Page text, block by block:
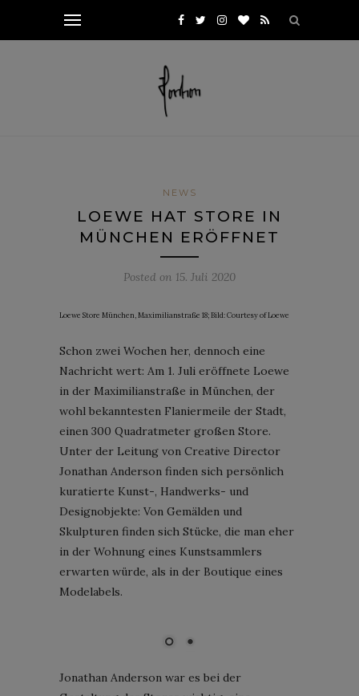
NEWS
LOEWE HAT STORE IN
MÜNCHEN ERÖFFNET
Posted on 15. Juli 2020
Loewe Store München, Maximilianstraße 18; Bild: Courtesy of Loewe
Schon zwei Wochen her, dennoch eine
Nachricht wert: Am 1. Juli eröffnete Loewe
in der Maximilianstraße in München, der
wohl bekanntesten Flaniermeile der Stadt,
einen 300 Quadratmeter großen Store.
Unter der Leitung von Creative Director
Jonathan Anderson finden sich persönlich
kuratierte Kunst-, Handwerks- und
Designobjekte: Von Gemälden und
Skulpturen finden sich Stücke, die man eher
in der Wohnung eines Kunstsammlers
erwarten würde, als in der Boutique eines
Modelabels.
Jonathan Anderson war es bei der